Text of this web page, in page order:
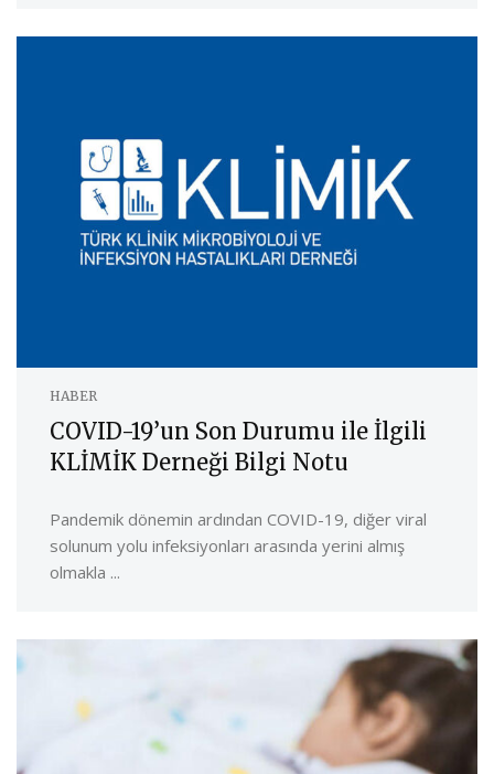
HABER
COVID-19’un Son Durumu ile İlgili
KLİMİK Derneği Bilgi Notu
Pandemik dönemin ardından COVID-19, diğer viral
solunum yolu infeksiyonları arasında yerini almış
olmakla ...